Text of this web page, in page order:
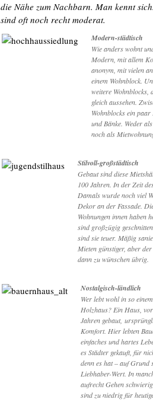
die Nähe zum Nachbarn. Man kennt
sind oft noch recht moderat.
Modern-städtisch
Wie anders wohnt
Modern, mit allem
anonym, mit vielen
einem Wohnblock.
weitere Wohnblocks,
gleich aussehen.
Wohnblocks ein
und Bänke. Weder
noch als
Stilvoll-großstädtisch
Gebaut sind diese
100 Jahren. In der Zeit
Damals wurde noch viel
Dekor an der Fassade.
Wohnungen innen haben
sind großzügig
sind sie teuer. Mäßig
Mieten günstiger, aber
dann zu wünschen übrig.
Nostalgisch-ländlich
Wer lebt wohl in so
Holzhaus? Ein Haus,
Jahren gebaut,
Komfort. Hier lebten
einfaches und hartes
es Städter gekauft, für
denn es hat – auf Grund
Liebhaber-Wert. In
aufrecht Gehen
sind zu niedrig für